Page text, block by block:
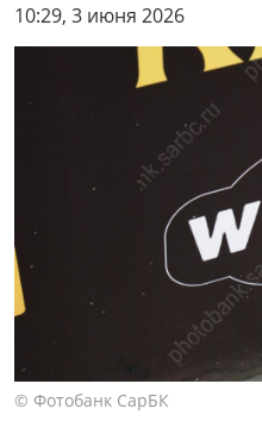
10:29, 3 июня 2026
© Фотобанк СарБК